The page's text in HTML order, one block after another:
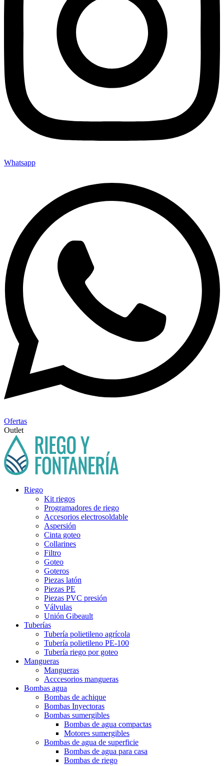
Whatsapp
Ofertas
Outlet
Riego
Kit riegos
Programadores de riego
Accesorios electrosoldable
Aspersión
Cinta goteo
Collarines
Filtro
Goteo
Goteros
Piezas latón
Piezas PE
Piezas PVC presión
Válvulas
Unión Gibeault
Tuberías
Tubería polietileno agrícola
Tubería polietileno PE-100
Tubería riego por goteo
Mangueras
Mangueras
Acccesorios mangueras
Bombas agua
Bombas de achique
Bombas Inyectoras
Bombas sumergibles
Bombas de agua compactas
Motores sumergibles
Bombas de agua de superficie
Bombas de agua para casa
Bombas de riego